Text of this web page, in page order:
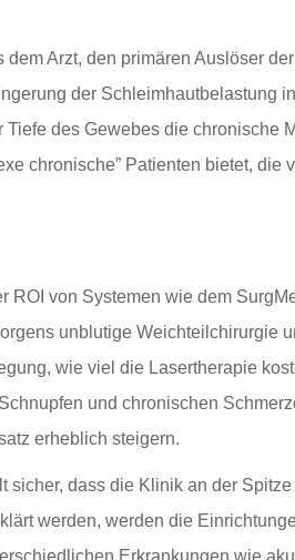
Arzt, den primären Auslöser
der Schleimhautbelastung
des Gewebes die chronische
chronische” Patienten bietet, die
von Systemen wie dem
unblutige Weichteilchirurgie
wie viel die Lasertherapie
und chronischen
erheblich steigern.
sicher, dass die Klinik an der
werden, werden die
Erkrankungen wie